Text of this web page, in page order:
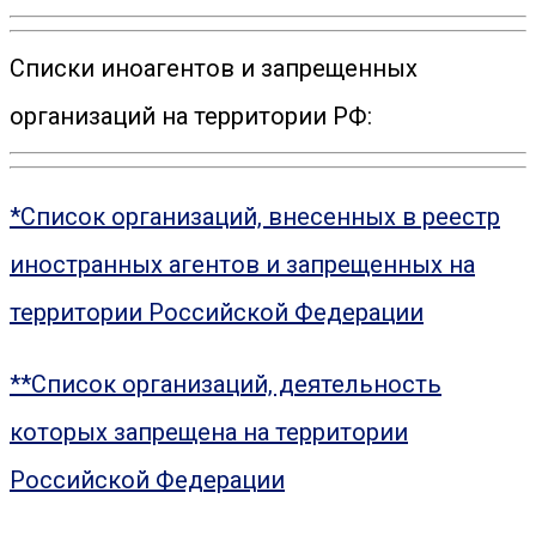
Списки иноагентов и запрещенных
организаций на территории РФ:
*Список организаций, внесенных в реестр
иностранных агентов и запрещенных на
территории Российской Федерации
**Список организаций, деятельность
которых запрещена на территории
Российской Федерации